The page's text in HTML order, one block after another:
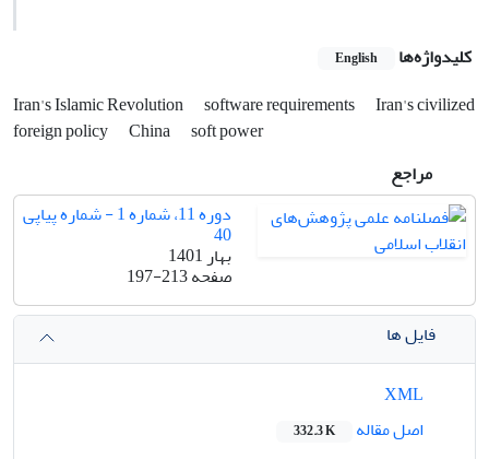
کلیدواژه‌ها English
Iran's Islamic Revolution software requirements
Iran's civilized
foreign policy
China
soft power
مراجع
دوره 11، شماره 1 - شماره پیاپی
40
بهار 1401
صفحه197-213
فایل ها
اصل مقاله
332.3 K